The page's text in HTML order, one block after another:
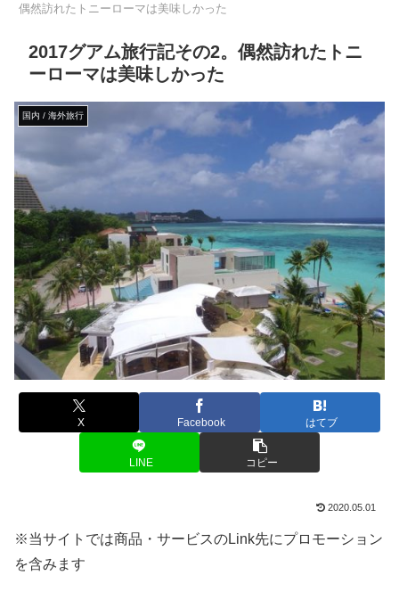
偶然訪れたトニーローマは美味しかった
2017グアム旅行記その2。偶然訪れたトニ
ーローマは美味しかった
国内 / 海外旅行
X Facebook はてブ
LINE コピー
2020.05.01
※当サイトでは商品・サービスのLink先にプロモーション
を含みます